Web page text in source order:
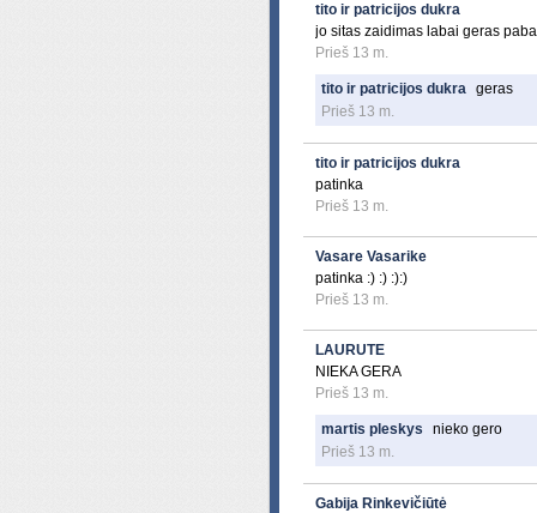
tito ir patricijos dukra
jo sitas zaidimas labai geras
Prieš 13 m.
tito ir patricijos dukra geras
Prieš 13 m.
tito ir patricijos dukra
patinka
Prieš 13 m.
Vasare Vasarike
patinka :) :) :):)
Prieš 13 m.
LAURUTE
NIEKA GERA
Prieš 13 m.
martis pleskys
nieko gero
Prieš 13 m.
Gabija Rinkevičiūtė